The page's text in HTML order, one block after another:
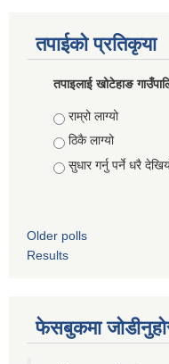
तपाईको प्रतिकृया
तपाइलाई खोटेहाङ
Choices
राम्रो लाग्यो
ठिकै लाग्यो
सुधार गर्नु पर्ने धरै
Older polls
Results
फेसबुकमा